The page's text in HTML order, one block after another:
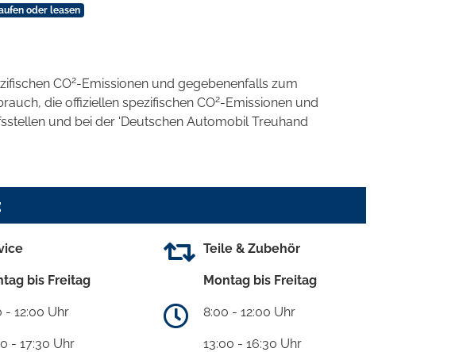
oder leasen
CO2-Emissionen und gegebenenfalls zum
die offiziellen spezifischen CO2-Emissionen und
und bei der 'Deutschen Automobil Treuhand
bis Freitag
- 12:00 Uhr
- 17:30 Uhr
Teile & Zubehör
Montag bis Freitag
8:00 - 12:00 Uhr
13:00 - 16:30 Uhr